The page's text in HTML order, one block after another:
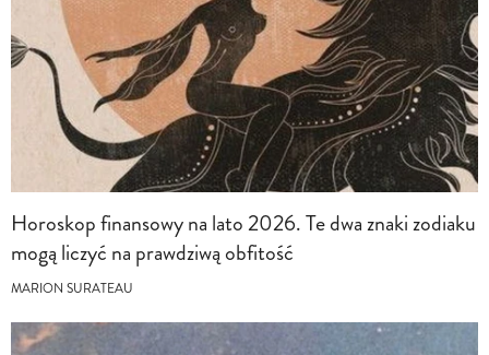
Horoskop finansowy na lato 2026. Te dwa znaki zodiaku
mogą liczyć na prawdziwą obfitość
MARION SURATEAU